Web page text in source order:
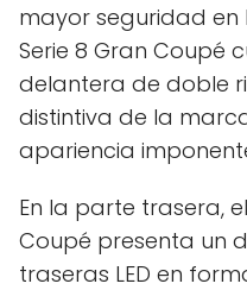
mayor seguridad en
Serie 8 Gran Coupé
delantera de doble
distintiva de la
apariencia
En la parte trasera,
Coupé presenta un
traseras LED en